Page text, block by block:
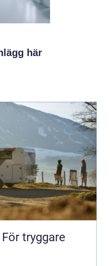
här
tryggare